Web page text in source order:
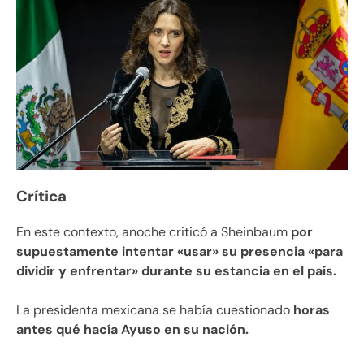
Crítica
En este contexto, anoche criticó a Sheinbaum por
supuestamente intentar «usar» su presencia «para
dividir y enfrentar» durante su estancia en el país.
La presidenta mexicana se había cuestionado horas
antes qué hacía Ayuso en su nación.